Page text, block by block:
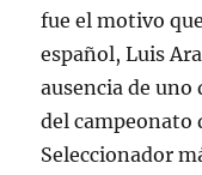
fue el motivo
español, Luis
ausencia de uno
del campeonato
Seleccionador